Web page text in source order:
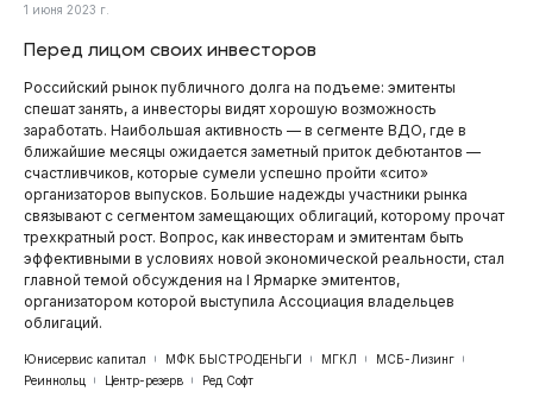
1 июня 2023 г.
Перед лицом своих инвесторов
Российский рынок публичного долга на подъеме: эмитенты
спешат занять, а инвесторы видят хорошую возможность
заработать. Наибольшая активность — в сегменте ВДО, где в
ближайшие месяцы ожидается заметный приток дебютантов —
счастливчиков, которые сумели успешно пройти «сито»
организаторов выпусков. Большие надежды участники рынка
связывают с сегментом замещающих облигаций, которому прочат
трехкратный рост. Вопрос, как инвесторам и эмитентам быть
эффективными в условиях новой экономической реальности, стал
главной темой обсуждения на I Ярмарке эмитентов,
организатором которой выступила Ассоциация владельцев
облигаций.
Юнисервис капитал МФК БЫСТРОДЕНЬГИ МГКЛ
МСБ-Лизинг
Реиннольц
Центр-резерв Ред Софт